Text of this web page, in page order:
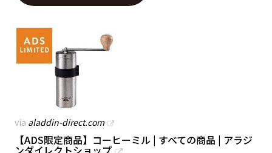
via aladdin-direct.com
【ADS限定商品】コーヒーミル | すべての商品 | アラジ